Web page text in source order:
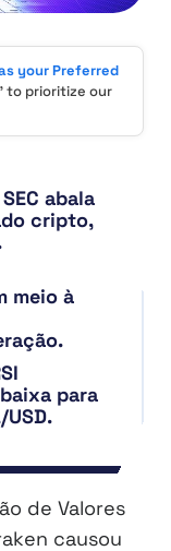
your Preferred
to prioritize our
abala
cripto,
meio à
para
de Valores
causou